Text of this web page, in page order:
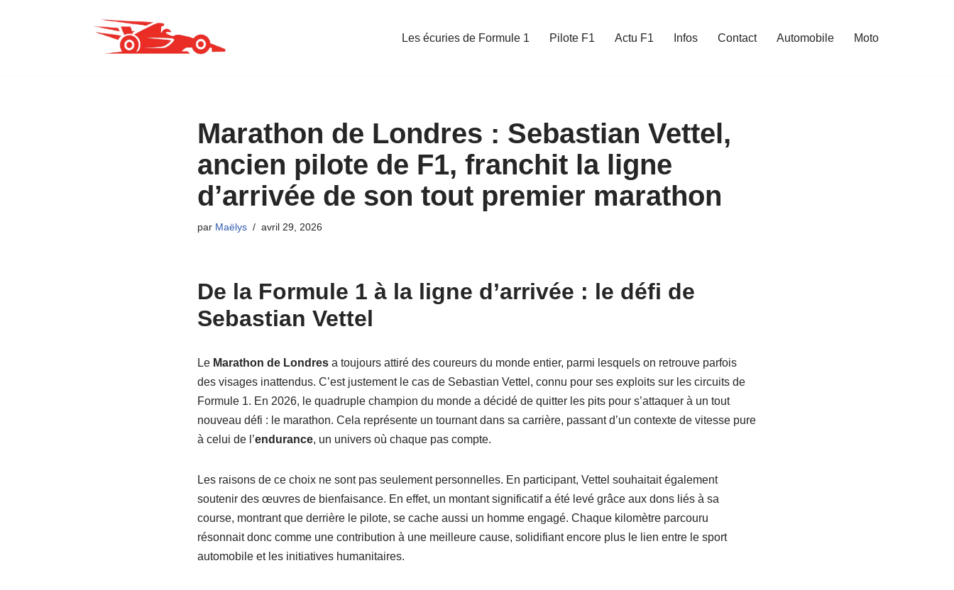
Les écuries de Formule 1 Pilote F1 Actu F1 Infos Contact Automobile Moto
Marathon de Londres : Sebastian Vettel,
ancien pilote de F1, franchit la ligne
d’arrivée de son tout premier marathon
par Maëlys avril 29, 2026
De la Formule 1 à la ligne d’arrivée : le défi de
Sebastian Vettel
Le Marathon de Londresa toujours attiré des coureurs du monde entier, parmi lesquels on retrouve parfois
des visages inattendus. C’est justement le cas de Sebastian Vettel, connu pour ses exploits sur les circuits de
Formule 1. En 2026, le quadruple champion du monde a décidé de quitter les pits pour s’attaquer à un tout
nouveau défi : le marathon. Cela représente un tournant dans sa carrière, passant d’un contexte de vitesse pure
à celui de l’endurance, un univers où chaque pas compte.
Les raisons de ce choix ne sont pas seulement personnelles. En participant, Vettel souhaitait également
soutenir des œuvres de bienfaisance. En effet, un montant significatif a été levé grâce aux dons liés à sa
course, montrant que derrière le pilote, se cache aussi un homme engagé. Chaque kilomètre parcouru
résonnait donc comme une contribution à une meilleure cause, solidifiant encore plus le lien entre le sport
automobile et les initiatives humanitaires.